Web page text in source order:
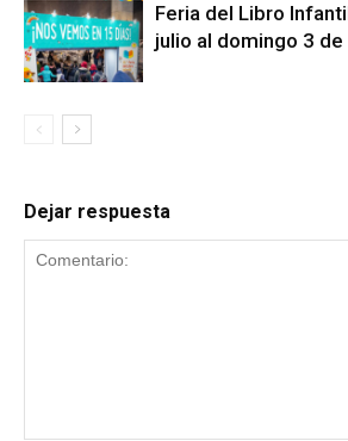
Feria del Libro
julio al domingo 3
Dejar respuesta